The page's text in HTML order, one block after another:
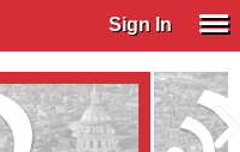
Sign In